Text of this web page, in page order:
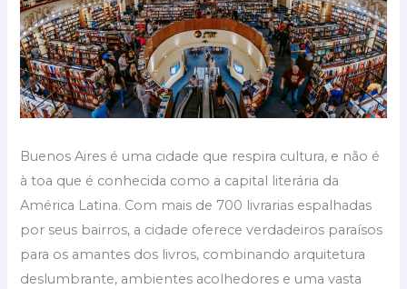
Buenos Aires é uma cidade que respira cultura, e não é
à toa que é conhecida como a capital literária da
América Latina. Com mais de 700 livrarias espalhadas
por seus bairros, a cidade oferece verdadeiros paraísos
para os amantes dos livros, combinando arquitetura
deslumbrante, ambientes acolhedores e uma vasta